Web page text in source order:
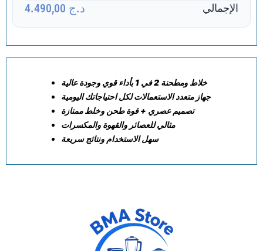
الإجمالي د.ج 4.490,00
خلاط ومطحنة في بأداء قوي وجودة عالية
جهاز متعدد الاستعمالات لكل احتياجاتك اليومية
تصميم عصري +قوة طحن وخلط ممتازة
مثالي للعصائر والقهوة والمكسرات
سهل الاستخدام ونتائج سريعة